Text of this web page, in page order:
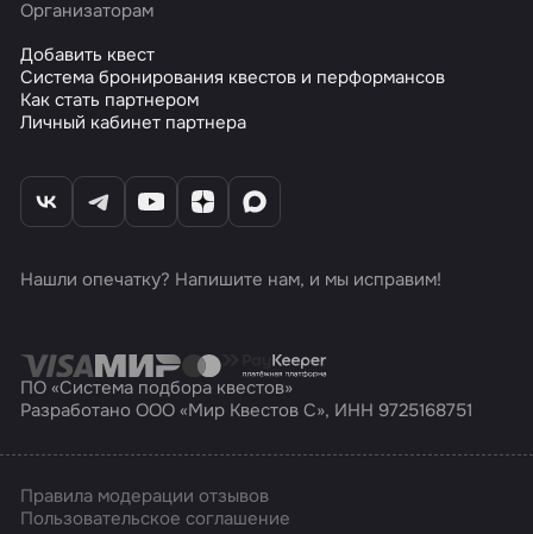
Организаторам
Добавить квест
Система бронирования квестов и перформансов
Как стать партнером
Личный кабинет партнера
Нашли опечатку? Напишите нам, и мы исправим!
ПО «Система подбора квестов»
Разработано ООО «Мир Квестов С», ИНН 9725168751
Правила модерации отзывов
Пользовательское соглашение